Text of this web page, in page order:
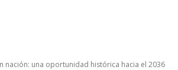
nación: una oportunidad histórica hacia el 2036